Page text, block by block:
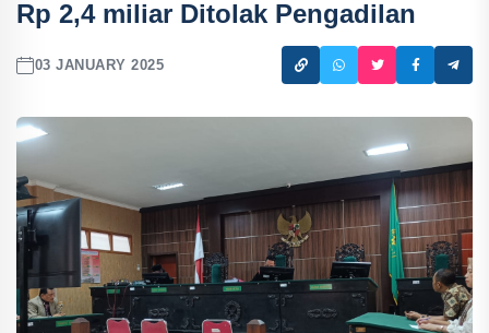
Rp 2,4 miliar Ditolak Pengadilan
03 JANUARY 2025